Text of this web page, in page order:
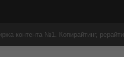
контента №1. Копирайтинг,